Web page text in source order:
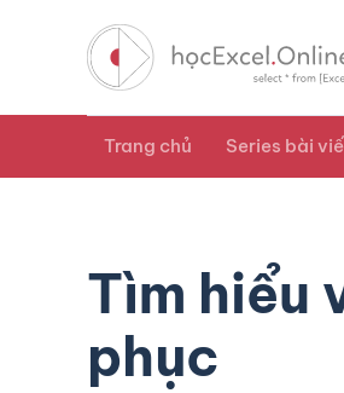
Trang chủ Series bài
Tìm hiểu
phục